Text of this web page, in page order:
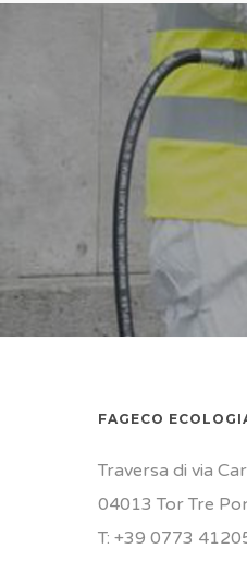
FAGECO
Traversa di via
04013 Tor Tre
T: +39 0773